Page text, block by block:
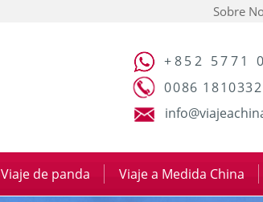
Sobre
+852 5771
0086
Viaje de panda Viaje a Medida China